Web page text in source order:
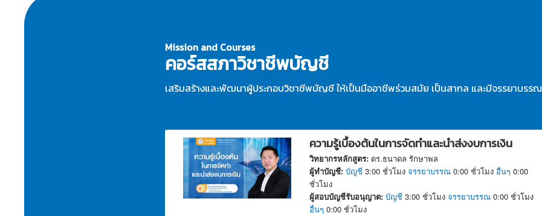
Mission and Courses
คอร์สสภาวิชาชีพบัญชี
เสริมสร้างและพัฒนาผู้ประกอบวิชาชีพบัญชี ให้เป็นมืออาชีพร่วมสมัย เป็นสากล และมีจรรยาบรรณ
ความรู้เบื้องต้นในการจัดทำและนำส่งงบการเงิน
วิทยากรหลักสูตร: ดร.ธนาดล รักษาพล
ผู้ทำบัญชี: บัญชี 3:00 ชั่วโมงจรรยาบรรณ 0:00 ชั่วโมง อื่นๆ 0:00
ชั่วโมง
ผู้สอบบัญชีรับอนุญาต: บัญชี 3:00 ชั่วโมงจรรยาบรรณ 0:00 ชั่วโมง
อื่นๆ 0:00 ชั่วโมง